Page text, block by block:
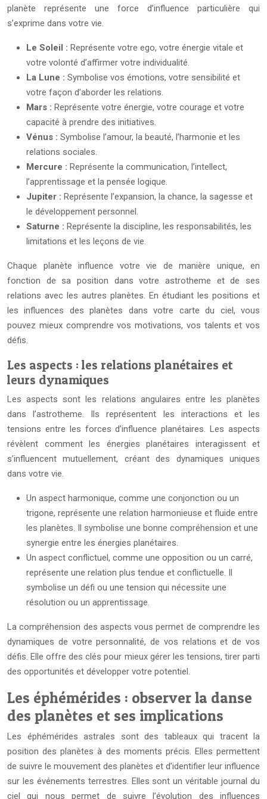
planète représente une force d’influence particulière qui
s’exprime dans votre vie.
Le Soleil : Représente votre ego, votre énergie vitale et
votre volonté d’affirmer votre individualité.
La Lune : Symbolise vos émotions, votre sensibilité et
votre façon d’aborder les relations.
Mars : Représente votre énergie, votre courage et votre
capacité à prendre des initiatives.
Vénus : Symbolise l’amour, la beauté, l’harmonie et les
relations sociales.
Mercure : Représente la communication, l’intellect,
l’apprentissage et la pensée logique.
Jupiter : Représente l’expansion, la chance, la sagesse et
le développement personnel.
Saturne : Représente la discipline, les responsabilités, les
limitations et les leçons de vie.
Chaque planète influence votre vie de manière unique, en
fonction de sa position dans votre astrotheme et de ses
relations avec les autres planètes. En étudiant les positions et
les influences des planètes dans votre carte du ciel, vous
pouvez mieux comprendre vos motivations, vos talents et vos
défis.
Les aspects : les relations planétaires et
leurs dynamiques
Les aspects sont les relations angulaires entre les planètes
dans l’astrotheme. Ils représentent les interactions et les
tensions entre les forces d’influence planétaires. Les aspects
révèlent comment les énergies planétaires interagissent et
s’influencent mutuellement, créant des dynamiques uniques
dans votre vie.
Un aspect harmonique, comme une conjonction ou un
trigone, représente une relation harmonieuse et fluide entre
les planètes. Il symbolise une bonne compréhension et une
synergie entre les énergies planétaires.
Un aspect conflictuel, comme une opposition ou un carré,
représente une relation plus tendue et conflictuelle. Il
symbolise un défi ou une tension qui nécessite une
résolution ou un apprentissage.
La compréhension des aspects vous permet de comprendre les
dynamiques de votre personnalité, de vos relations et de vos
défis. Elle offre des clés pour mieux gérer les tensions, tirer parti
des opportunités et développer votre potentiel.
Les éphémérides : observer la danse
des planètes et ses implications
Les éphémérides astrales sont des tableaux qui tracent la
position des planètes à des moments précis. Elles permettent
de suivre le mouvement des planètes et d’identifier leur influence
sur les événements terrestres. Elles sont un véritable journal du
ciel qui nous permet de suivre l’évolution des influences